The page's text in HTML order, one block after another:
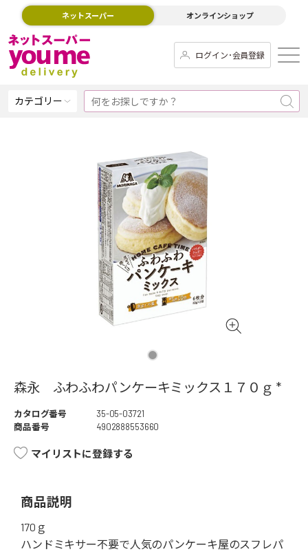
ネットスーパー オンラインショップ
ログイン･会員登録
カテゴリー
森永 ふわふわパンケーキミックス１７０ｇ *
カタログ番号
35-05-03721
商品番号
4902888553660
マイリストに登録する
商品説明
170ｇ
ハンドミキサー不要で人気のパンケーキ屋のスフレパ